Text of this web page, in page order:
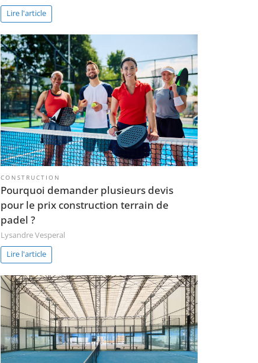
Lire l'article
CONSTRUCTION
Pourquoi demander plusieurs devis
pour le prix construction terrain de
padel ?
Lysandre Vesperal
Lire l'article